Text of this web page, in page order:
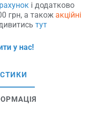
і додатково
грн, а також акційні
тут
у нас!